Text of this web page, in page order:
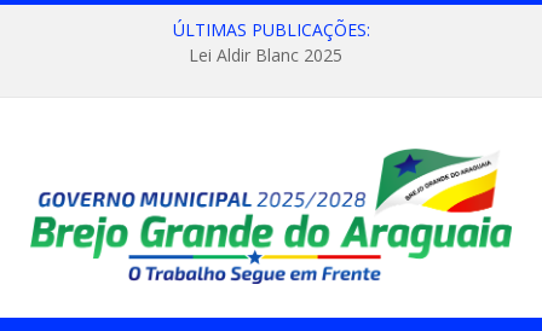
ÚLTIMAS PUBLICAÇÕES:
Lei Aldir Blanc 2025